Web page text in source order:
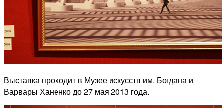
Выставка проходит в Музее искусств им. Богдана и
Варвары Ханенко до 27 мая 2013 года.